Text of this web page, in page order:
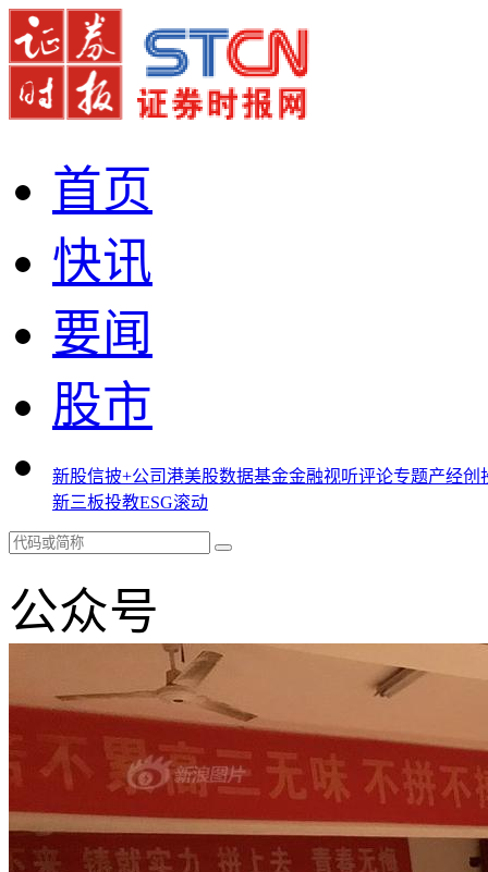
首页
快讯
要闻
股市
新股信披+公司港美股数据基金金融视听评论专题产经创
新三板投教ESG滚动
公众号